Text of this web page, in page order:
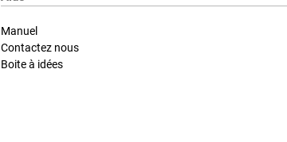
Manuel
Contactez nous
Boite à idées